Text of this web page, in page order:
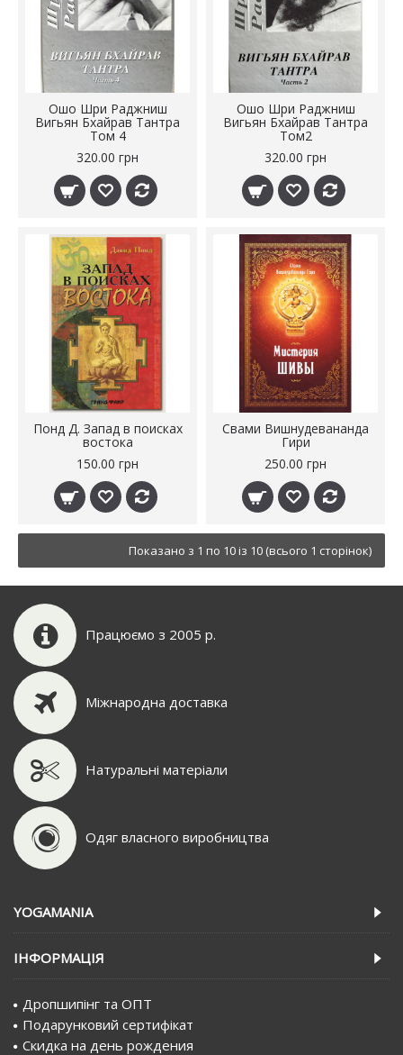
Ошо Шри Раджниш
Вигьян Бхайрав Тантра
Том 4
320.00 грн
Ошо Шри Раджниш
Вигьян Бхайрав Тантра
Том2
320.00 грн
Понд Д. Запад в поисках
востока
150.00 грн
Свами Вишнудевананда
Гири
250.00 грн
Показано з 1 по 10 із 10 (всього 1 сторінок)
Працюємо з 2005 р.
Міжнародна доставка
Натуральні матеріали
Одяг власного виробництва
YOGAMANIA
IНФОРМАЦIЯ
Дропшипінг та ОПТ
Подарунковий сертифiкат
Скидка на день рождения